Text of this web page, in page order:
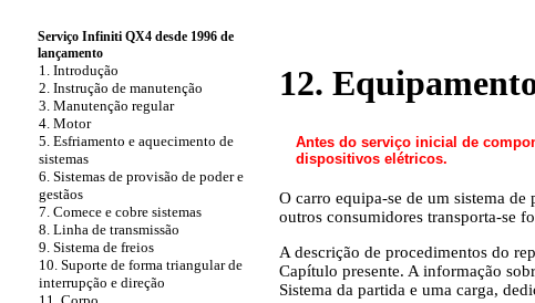
Serviço Infiniti QX4 desde 1996 de
lançamento
1. Introdução
2. Instrução de manutenção
3. Manutenção regular
4. Motor
5. Esfriamento e aquecimento de
sistemas
6. Sistemas de provisão de poder e
gestãos
7. Comece e cobre sistemas
8. Linha de transmissão
9. Sistema de freios
10. Suporte de forma triangular de
interrupção e direção
12.
Antes do serviço inicial de
dispositivos elétricos.
O carro equipa-se de um sistema
outros consumidores transporta-se
A descrição de procedimentos do
Capítulo presente. A informação
Sistema da partida e uma carga,